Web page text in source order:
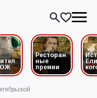
Ресторан
ные
премии